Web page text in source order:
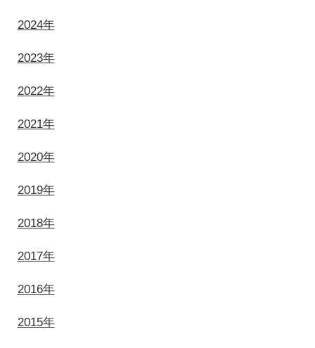
2024年
2023年
2022年
2021年
2020年
2019年
2018年
2017年
2016年
2015年